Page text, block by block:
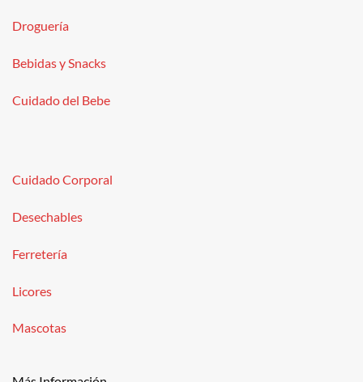
Droguería
Bebidas y Snacks
Cuidado del Bebe
Cuidado Corporal
Desechables
Ferretería
Licores
Mascotas